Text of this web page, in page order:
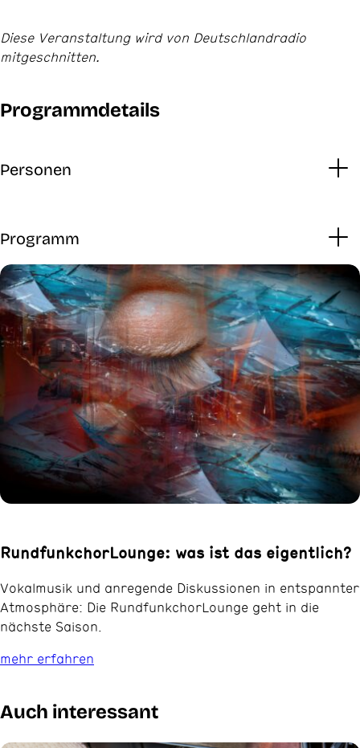
Diese Veranstaltung wird von Deutschlandradio
mitgeschnitten.
Programmdetails
Personen
Programm
RundfunkchorLounge: was ist das eigentlich?
Vokalmusik und anregende Diskussionen in entspannter
Atmosphäre: Die RundfunkchorLounge geht in die
nächste Saison.
mehr erfahren
Auch interessant